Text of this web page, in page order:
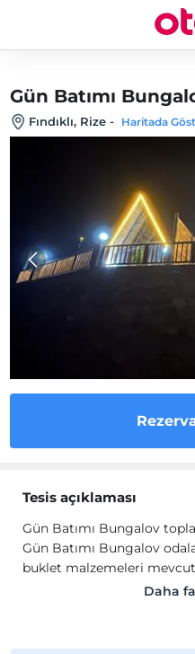
Gün Batımı
Fındıklı, Rize - Haritada
Tesis açıklaması
Gün Batımı Bungalov
Gün Batımı Bungalov
buklet malzemeleri
Tesis lokasyon bilgileri
Daha